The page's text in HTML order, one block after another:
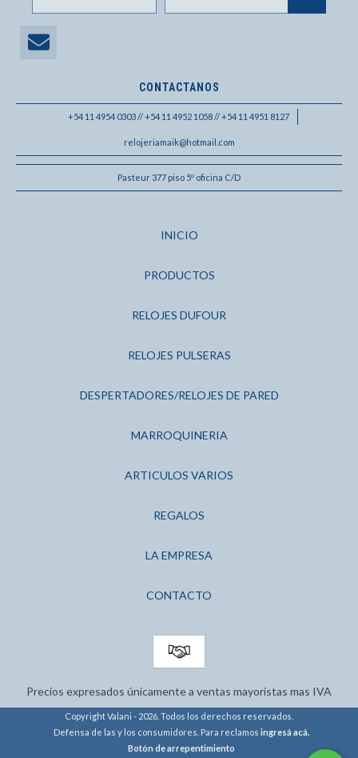
CONTACTANOS
+54 11 4954 0303 // +54 11 4952 1058 // +54 11 4951 8127
relojeriamaik@hotmail.com
Pasteur 377 piso 5º oficina C/D
INICIO
PRODUCTOS
RELOJES DUFOUR
RELOJES PULSERAS
DESPERTADORES/RELOJES DE PARED
MARROQUINERIA
ARTICULOS VARIOS
REGALOS
LA EMPRESA
CONTACTO
Precios expresados únicamente a ventas mayoristas mas IVA
Copyright Valani - 2026. Todos los derechos reservados.
Defensa de las y los consumidores. Para reclamos ingresá acá.
Botón de arrepentimiento